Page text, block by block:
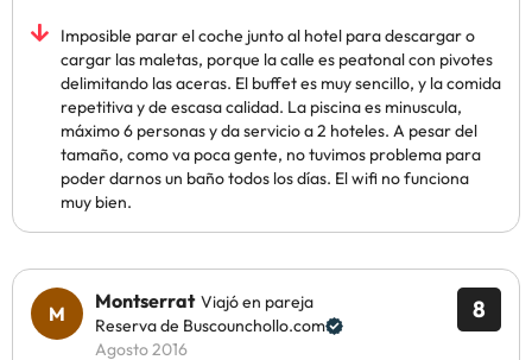
Imposible parar el coche junto al hotel para descargar o
cargar las maletas, porque la calle es peatonal con pivotes
delimitando las aceras. El buffet es muy sencillo, y la comida
repetitiva y de escasa calidad. La piscina es minuscula,
máximo 6 personas y da servicio a 2 hoteles. A pesar del
tamaño, como va poca gente, no tuvimos problema para
poder darnos un baño todos los días. El wifi no funciona
muy bien.
8
Montserrat Viajó en pareja
Reserva de Buscounchollo.com
Agosto 2016